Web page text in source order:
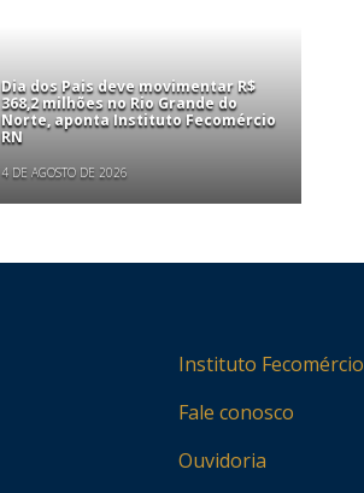
Dia dos Pais deve movimentar R$
368,2 milhões no Rio Grande do
Norte, aponta Instituto Fecomércio
RN
4 DE AGOSTO DE 2026
Instituto Fecomércio
Fale conosco
Ouvidoria